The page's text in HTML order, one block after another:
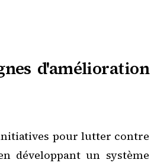
d'amélioration
pour lutter contre
développant un système